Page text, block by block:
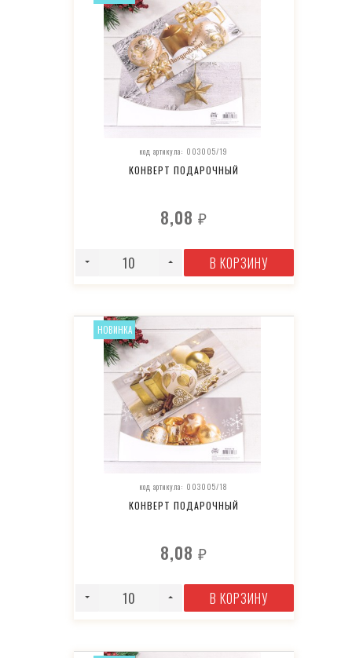
код артикула: 003005/19
КОНВЕРТ ПОДАРОЧНЫЙ
8,08₽
В КОРЗИНУ
код артикула: 003005/18
КОНВЕРТ ПОДАРОЧНЫЙ
8,08₽
В КОРЗИНУ
НОВИНКА